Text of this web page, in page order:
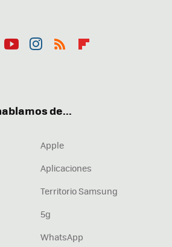
de...
Apple
Aplicaciones
Territorio Samsung
5g
WhatsApp